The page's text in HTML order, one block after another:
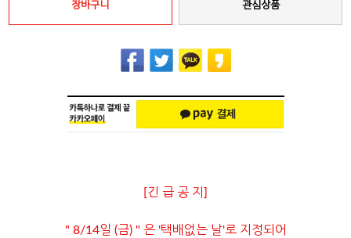
장바구니 관심상품
[긴 급 공 지]
" 8/14일 (금) " 은 '택배없는 날'로 지정되어